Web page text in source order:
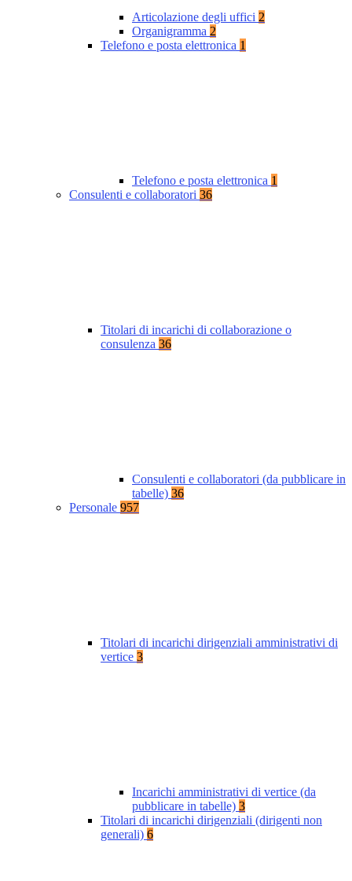
Articolazione degli uffici 2
Organigramma 2
Telefono e posta elettronica 1
Telefono e posta elettronica 1
Consulenti e collaboratori 36
Titolari di incarichi di collaborazione o
consulenza 36
Consulenti e collaboratori (da pubblicare in
tabelle) 36
Personale 957
Titolari di incarichi dirigenziali amministrativi di
vertice 3
Incarichi amministrativi di vertice (da
pubblicare in tabelle) 3
Titolari di incarichi dirigenziali (dirigenti non
generali) 6